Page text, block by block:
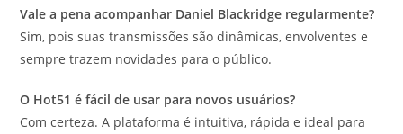
Vale a pena acompanhar Daniel Blackridge regularmente?
Sim, pois suas transmissões são dinâmicas, envolventes e
sempre trazem novidades para o público.
O Hot51 é fácil de usar para novos usuários?
Com certeza. A plataforma é intuitiva, rápida e ideal para